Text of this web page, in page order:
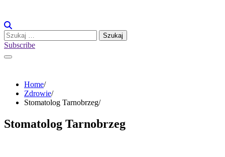
content
Szukaj:
Subscribe
Home
Zdrowie
Stomatolog Tarnobrzeg
Stomatolog Tarnobrzeg